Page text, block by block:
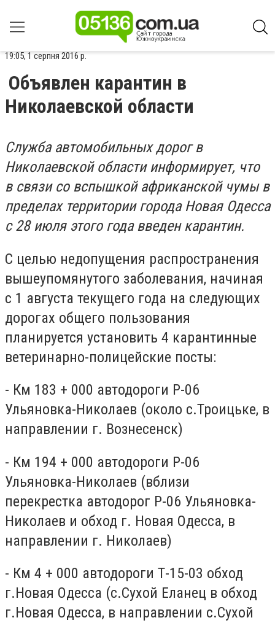
19:05, 1 серпня 2016 р.
Объявлен карантин в
Николаевской области
Служба автомобильных дорог в
Николаевской области информирует, что
в связи со вспышкой африканской чумы в
пределах территории города Новая Одесса
с 28 июля этого года введен карантин.
С целью недопущения распространения
вышеупомянутого заболевания, начиная
с 1 августа текущего года на следующих
дорогах общего пользования
планируется установить 4 карантинные
ветеринарно-полицейские посты:
- Км 183 + 000 автодороги Р-06
Ульяновка-Николаев (около с.Троицьке, в
направлении г. Вознесенск)
- Км 194 + 000 автодороги Р-06
Ульяновка-Николаев (вблизи
перекрестка автодорог Р-06 Ульяновка-
Николаев и обход г. Новая Одесса, в
направлении г. Николаев)
- Км 4 + 000 автодороги Т-15-03 обход
г.Новая Одесса (с.Сухой Еланец в обход
г.Новая Одесса, в направлении с.Сухой